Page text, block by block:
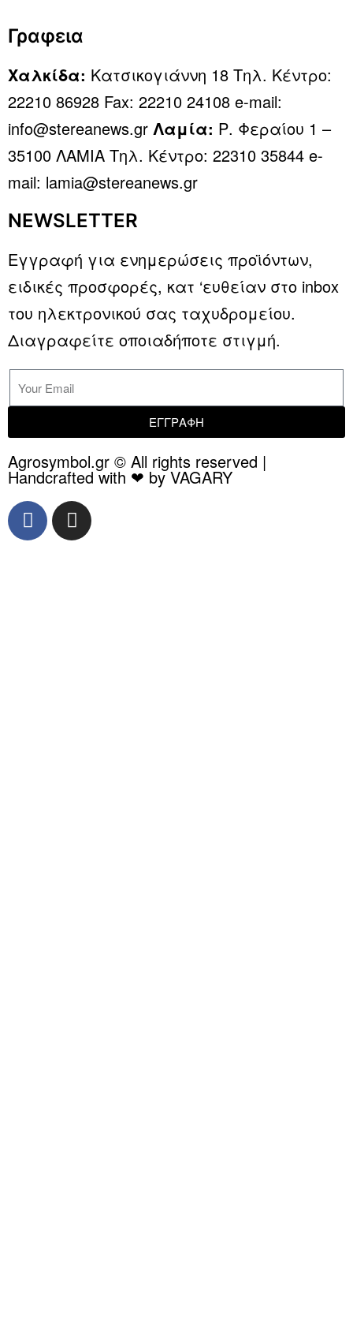
Γραφεια
Χαλκίδα: Κατσικογιάννη 18 Τηλ. Κέντρο:
22210 86928 Fax: 22210 24108 e-mail:
info@stereanews.gr Λαμία: Ρ. Φεραίου 1 –
35100 ΛΑΜΙΑ Τηλ. Κέντρο: 22310 35844 e-
mail: lamia@stereanews.gr
NEWSLETTER
Εγγραφή για ενημερώσεις προϊόντων,
ειδικές προσφορές, κατ ‘ευθείαν στο inbox
του ηλεκτρονικού σας ταχυδρομείου.
Διαγραφείτε οποιαδήποτε στιγμή.
ΕΓΓΡΑΦΗ
Agrosymbol.gr © All rights reserved |
Handcrafted with ❤ by VAGARY